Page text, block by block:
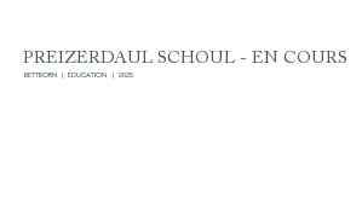
PREIZERDAUL SCHOUL - EN COURS
BETTBORN | ÉDUCATION | 2025